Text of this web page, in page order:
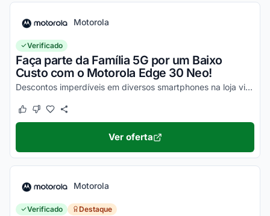
Motorola
Verificado
Faça parte da Família 5G por um Baixo
Custo com o Motorola Edge 30 Neo!
Descontos imperdíveis em diversos smartphones na loja virtual, incluindo o Moto Edge 30 Neo. Confira!
Este cupom funcionou
Este cupom não funcionou
Ver oferta
Motorola
Verificado Destaque